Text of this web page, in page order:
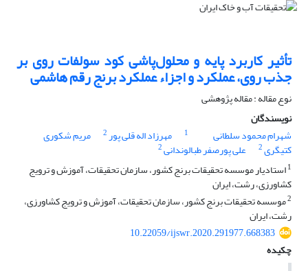
تأثیر کاربرد پایه و محلول‌پاشی کود سولفات روی بر
جذب روی، عملکرد و اجزاء عملکرد برنج رقم هاشمی
نوع مقاله : مقاله پژوهشی
نویسندگان
شهرام محمود سلطانی
1 مهرزاد اله قلی پور2 مریم شکوری
کتیگری2 علی پورصفر طبالوندانی2
1استادیار موسسه تحقیقات برنج کشور، سازمان تحقیقات، آموزش و ترویج
کشاورزی، رشت، ایران
2موسسه تحقیقات برنج کشور، سازمان تحقیقات، آموزش و ترویج کشاورزی،
رشت، ایران
10.22059/ijswr.2020.291977.668383
چکیده